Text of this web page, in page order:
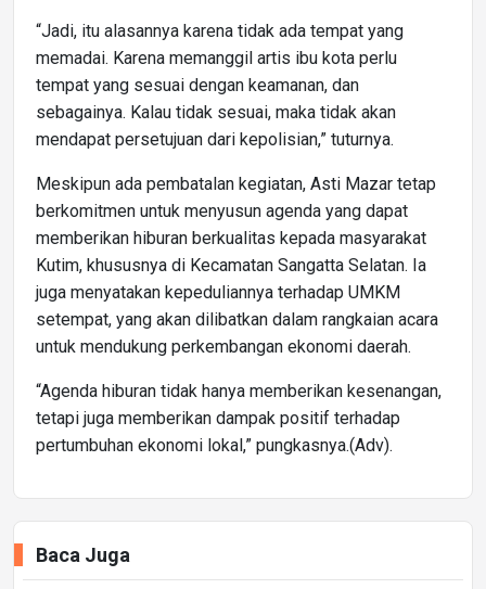
“Jadi, itu alasannya karena tidak ada tempat yang
memadai. Karena memanggil artis ibu kota perlu
tempat yang sesuai dengan keamanan, dan
sebagainya. Kalau tidak sesuai, maka tidak akan
mendapat persetujuan dari kepolisian,” tuturnya.
Meskipun ada pembatalan kegiatan, Asti Mazar tetap
berkomitmen untuk menyusun agenda yang dapat
memberikan hiburan berkualitas kepada masyarakat
Kutim, khususnya di Kecamatan Sangatta Selatan. Ia
juga menyatakan kepeduliannya terhadap UMKM
setempat, yang akan dilibatkan dalam rangkaian acara
untuk mendukung perkembangan ekonomi daerah.
“Agenda hiburan tidak hanya memberikan kesenangan,
tetapi juga memberikan dampak positif terhadap
pertumbuhan ekonomi lokal,” pungkasnya.(Adv).
Baca Juga